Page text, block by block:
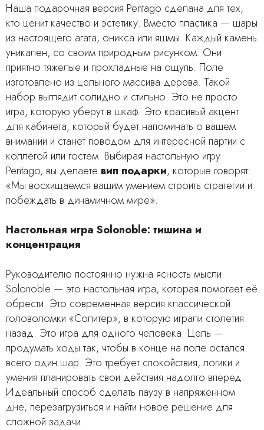
Наша подарочная версия Pentago сделана для тех,
кто ценит качество и эстетику. Вместо пластика — шары
из настоящего агата, оникса или яшмы. Каждый камень
уникален, со своим природным рисунком. Они
приятно тяжелые и прохладные на ощупь. Поле
изготовлено из цельного массива дерева. Такой
набор выглядит солидно и стильно. Это не просто
игра, которую уберут в шкаф. Это красивый акцент
для кабинета, который будет напоминать о вашем
внимании и станет поводом для интересной партии с
коллегой или гостем. Выбирая настольную игру
Pentago, вы делаете вип подарки, которые говорят:
«Мы восхищаемся вашим умением строить стратегии и
побеждать в динамичном мире».
Настольная игра Solonoble: тишина и
концентрация
Руководителю постоянно нужна ясность мысли.
Solonoble — это настольная игра, которая помогает её
обрести. Это современная версия классической
головоломки «Солитер», в которую играли столетия
назад. Это игра для одного человека. Цель —
продумать ходы так, чтобы в конце на поле остался
всего один шар. Это требует спокойствия, логики и
умения планировать свои действия надолго вперед.
Идеальный способ сделать паузу в напряженном
дне, перезагрузиться и найти новое решение для
сложной задачи.